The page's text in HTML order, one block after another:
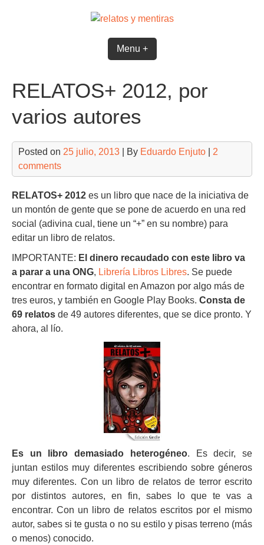
Menu +
RELATOS+ 2012, por
varios autores
Posted on 25 julio, 2013 | By Eduardo Enjuto
2
comments
RELATOS+ 2012 es un libro que nace de la iniciativa de
un montón de gente que se pone de acuerdo en una red
social (adivina cual, tiene un “+” en su nombre) para
editar un libro de relatos.
IMPORTANTE: El dinero recaudado con este libro va
a parar a una ONG, Librería Libros Libres. Se puede
encontrar en formato digital en Amazon por algo más de
tres euros, y también en Google Play Books. Consta de
69 relatos de 49 autores diferentes, que se dice pronto. Y
ahora, al lío.
Es un libro demasiado heterogéneo. Es decir, se
juntan estilos muy diferentes escribiendo sobre géneros
muy diferentes. Con un libro de relatos de terror escrito
por distintos autores, en fin, sabes lo que te vas a
encontrar. Con un libro de relatos escritos por el mismo
autor, sabes si te gusta o no su estilo y pisas terreno (más
o menos) conocido.